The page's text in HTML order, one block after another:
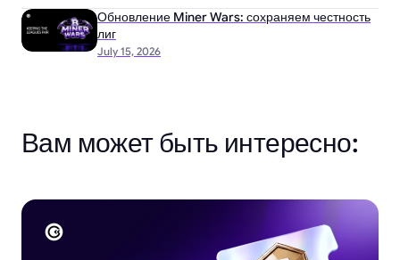
July 15, 2026
Обновление Miner Wars: сохраняем честность
лиг
Вам может быть интересно: